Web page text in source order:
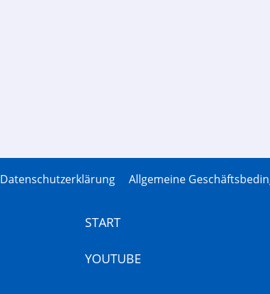
Datenschutzerklärung Allgemeine
START
YOUTUBE